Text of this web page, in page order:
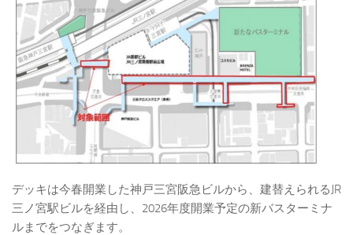
デッキは今春開業した神戸三宮阪急ビルから、建替えられるJR
三ノ宮駅ビルを経由し、2026年度開業予定の新バスターミナ
ルまでをつなぎます。